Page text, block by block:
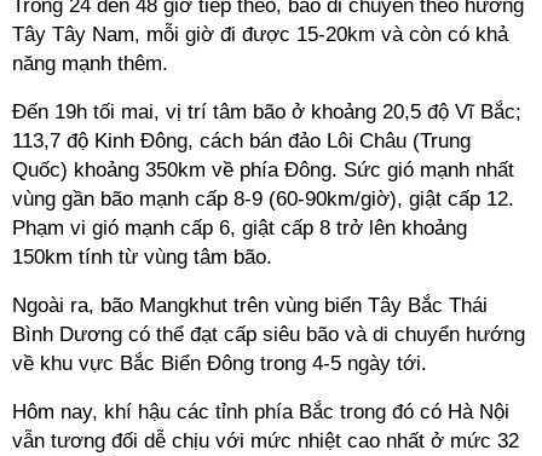
Trong 24 đến 48 giờ tiếp theo, bão di chuyển theo hướng
Tây Tây Nam, mỗi giờ đi được 15-20km và còn có khả
năng mạnh thêm.
Đến 19h tối mai, vị trí tâm bão ở khoảng 20,5 độ Vĩ Bắc;
113,7 độ Kinh Đông, cách bán đảo Lôi Châu (Trung
Quốc) khoảng 350km về phía Đông. Sức gió mạnh nhất
vùng gần bão mạnh cấp 8-9 (60-90km/giờ), giật cấp 12.
Phạm vi gió mạnh cấp 6, giật cấp 8 trở lên khoảng
150km tính từ vùng tâm bão.
Ngoài ra, bão Mangkhut trên vùng biển Tây Bắc Thái
Bình Dương có thể đạt cấp siêu bão và di chuyển hướng
về khu vực Bắc Biển Đông trong 4-5 ngày tới.
Hôm nay, khí hậu các tỉnh phía Bắc trong đó có Hà Nội
vẫn tương đối dễ chịu với mức nhiệt cao nhất ở mức 32